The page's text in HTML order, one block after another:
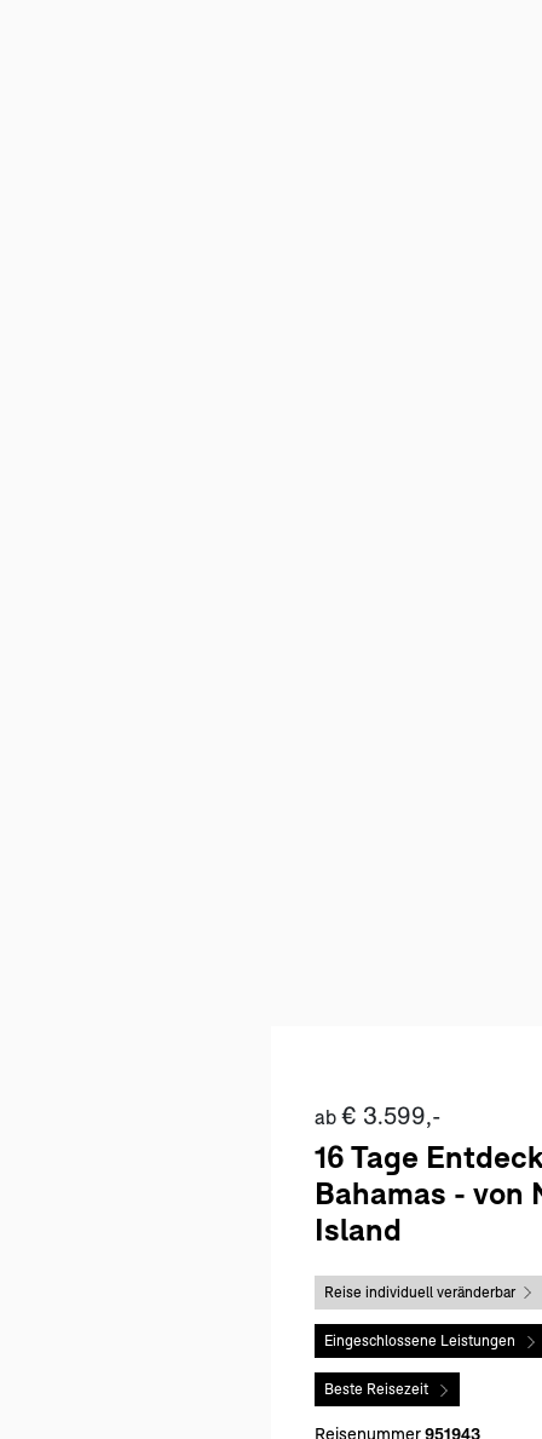
ab € 3.599,-
16 Tage
Bahamas - von
Island
Reise individuell veränderbar
Eingeschlossene Leistungen
Beste Reisezeit
Reisenummer951943